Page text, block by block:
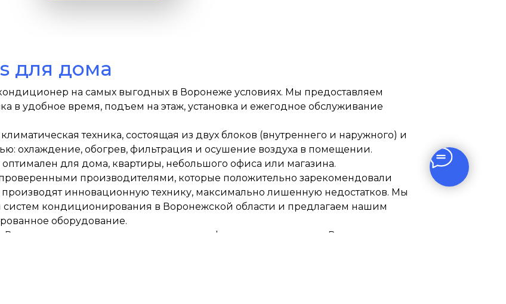
на самых выгодных в Воронеже условиях. Мы предоставляем
в удобное время, подъем на этаж, установка и ежегодное обслуживание
техника, состоящая из двух блоков (внутреннего и наружного) и
охлаждение, обогрев, фильтрация и осушение воздуха в помещении.
для дома, квартиры, небольшого офиса или магазина.
производителями, которые положительно зарекомендовали
инновационную технику, максимально лишенную недостатков. Мы
кондиционирования в Воронежской области и предлагаем нашим
оборудование.
доме и создаст максимально комфортную температуру. В нашем
для дома